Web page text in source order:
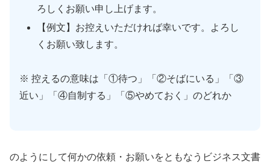
ろしくお願い申し上げます。
【例文】お控えいただければ幸いです。よろし
くお願い致します。
※ 控えるの意味は「①待つ」「②そばにいる」「③
近い」「④自制する」「⑤やめておく」のどれか
のようにして何かの依頼・お願いをともなうビジネス文書